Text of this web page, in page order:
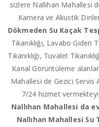
sizlere Nallıhan Mahallesi
Kamera ve Akustik
Dökmeden Su Kaçak
Tıkanıklığı, Lavabo Gideri
Tıkanıklığı, Tuvalet
Kanal Görüntüleme
Mahallesi de Gezici Servis
7/24 hizmet
Nallıhan Mahallesi da
Nallıhan Mahallesi Su